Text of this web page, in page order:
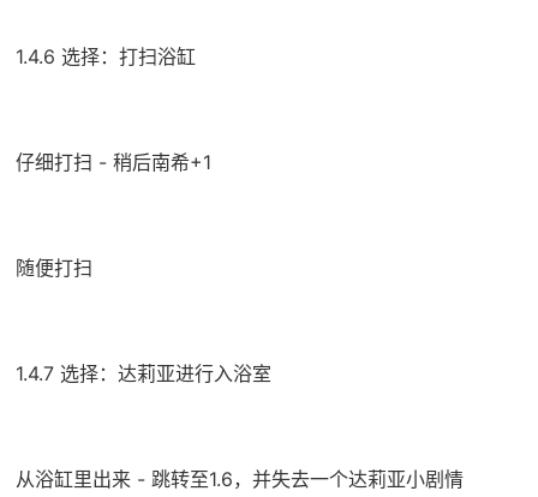
1.4.6 选择：打扫浴缸
仔细打扫 - 稍后南希+1
随便打扫
1.4.7 选择：达莉亚进行入浴室
从浴缸里出来 - 跳转至1.6，并失去一个达莉亚小剧情